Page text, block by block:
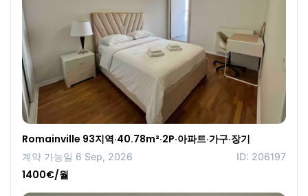
Romainville 93지역·40.78m²·2P·아파트·가구·장기
계약 가능일 6 Sep, 2026 ID: 206197
1400€/월